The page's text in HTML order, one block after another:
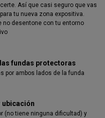
Así que casi seguro que vas
tu nueva zona expositiva.
no desentone con tu entorno
fundas protectoras
por ambos lados de la funda
ubicación
(no tiene ninguna dificultad) y